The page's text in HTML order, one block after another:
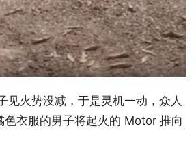
火势没减，于是灵机一动，众人
色衣服的男子将起火的 Motor 推向